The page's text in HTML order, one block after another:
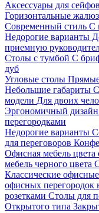
Аксессуары для сейфов
Горизонтальные
Современный стиль С
Недорогие варианты
приемную
Столы с тумбой С
дуб
Угловые столы
Небольшие габариты
модели Для двоих
Эргономичный дизайн
перегородками
Недорогие варианты
для переговоров
Офисная мебель цвета
мебель черного цвета
Классические
офисных перегородок
розетками Столы для
Открытого типа